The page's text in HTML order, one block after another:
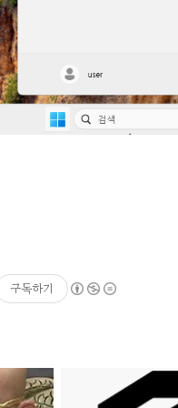
구독하기